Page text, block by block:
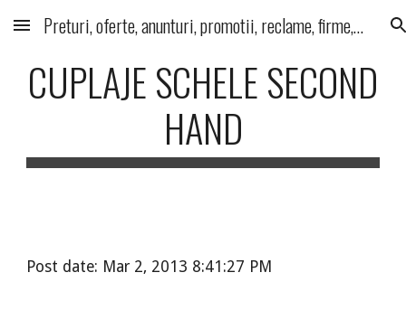
Skip to main content Skip to navigation
Preturi, oferte, anunturi, promotii, reclame, firme, produse, servicii
CUPLAJE SCHELE SECOND
HAND
Post date: Mar 2, 2013 8:41:27 PM